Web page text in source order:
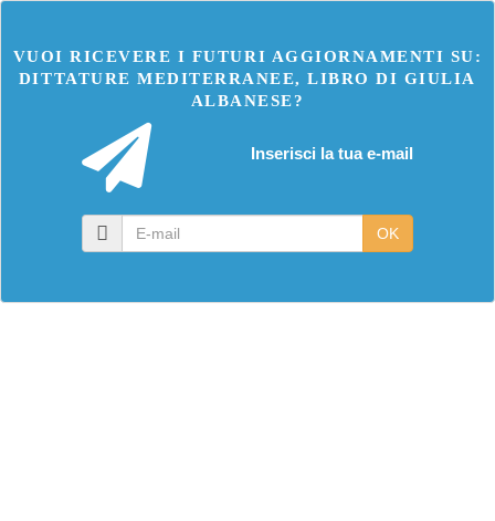
VUOI RICEVERE I FUTURI AGGIORNAMENTI SU:
DITTATURE MEDITERRANEE, LIBRO DI GIULIA
ALBANESE?
Inserisci la tua e-mail
OK